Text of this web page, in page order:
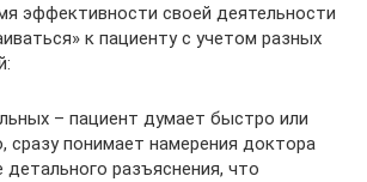
эффективности своей деятельности
к пациенту с учетом разных
– пациент думает быстро или
сразу понимает намерения доктора
детального разъяснения, что